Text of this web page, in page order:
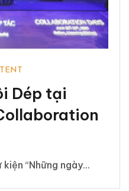
Dép tại
“Những ngày...